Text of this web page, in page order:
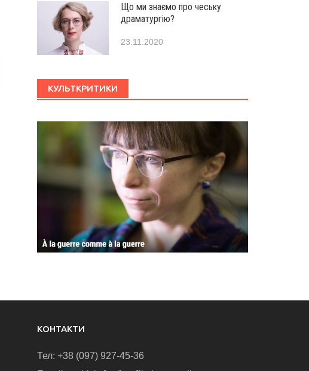
Що ми знаємо про чеську
драматургію?
23.11.2020
КУЛЬТКРИТИКИ
КОНТАКТИ
Тел: +38 (097) 927-45-36